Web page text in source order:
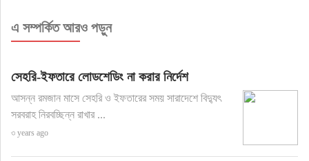
এ সম্পর্কিত আরও পড়ুন
সেহরি-ইফতারে লোডশেডিং না করার নির্দেশ
আসন্ন রমজান মাসে সেহরি ও ইফতারের সময় সারাদেশে বিদ্যুৎ
সরবরাহ নিরবচ্ছিন্ন রাখার ...
৩ years ago